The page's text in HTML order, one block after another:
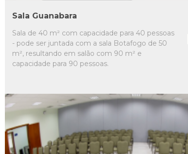
Sala Guanabara
Sala de 40 m² com capacidade para 40 pessoas
- pode ser juntada com a sala Botafogo de 50
m², resultando em salão com 90 m² e
capacidade para 90 pessoas.
L1
L2